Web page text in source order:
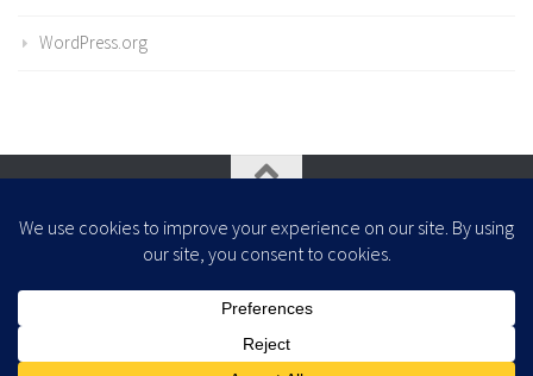
WordPress.org
- Zaprojektowany z